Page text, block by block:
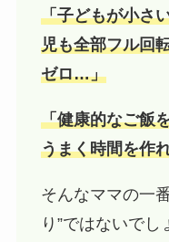
「子どもが小さ
児も全部フル回
ゼロ…」
「健康的なご飯
うまく時間を作
そんなママの一
り”ではないで